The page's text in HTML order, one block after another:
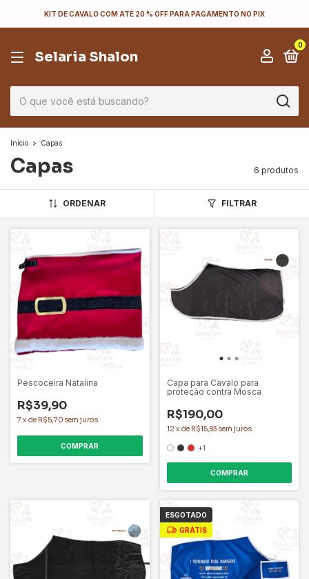
KIT DE CAVALO COM ATÉ 20 % OFF PARA PAGAMENTO NO PIX
Selaria Shalon
0
Início > Capas
Capas 6 produtos
ORDENAR FILTRAR
Pescoceira Natalina
R$39,90
7 x de R$5,70 sem juros
Capa para Cavalo para
proteção contra Mosca
R$190,00
12 x de R$15,83 sem juros
+1
COMPRAR
ESGOTADO
GRÁTIS